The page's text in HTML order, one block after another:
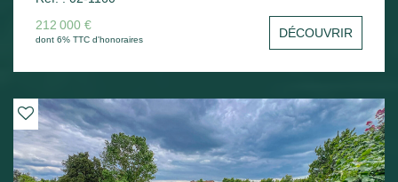
212 000 €
dont 6% TTC d'honoraires DÉCOUVRIR